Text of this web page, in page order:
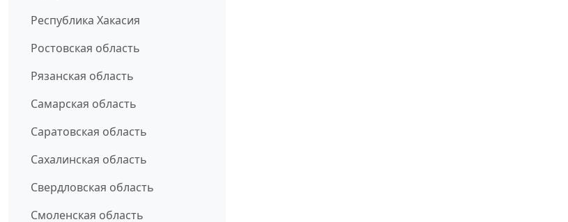
Республика Хакасия
Ростовская область
Рязанская область
Самарская область
Саратовская область
Сахалинская область
Свердловская область
Смоленская область